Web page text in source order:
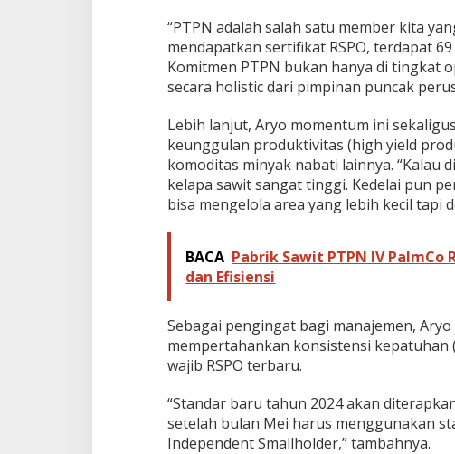
“PTPN adalah salah satu member kita
mendapatkan sertifikat RSPO, terdapat
Komitmen PTPN bukan hanya di tingkat
secara holistic dari pimpinan puncak
Lebih lanjut, Aryo momentum ini
keunggulan produktivitas (high yield
komoditas minyak nabati lainnya.
kelapa sawit sangat tinggi. Kedelai pun
bisa mengelola area yang lebih kecil tapi
BACA Pabrik Sawit PTPN IV PalmCo
dan Efisiensi
Sebagai pengingat bagi manajemen,
mempertahankan konsistensi
wajib RSPO terbaru.
“Standar baru tahun 2024 akan
setelah bulan Mei harus menggunakan
Independent Smallholder,” tambahnya.